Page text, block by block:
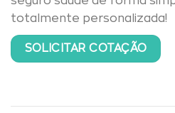
totalmente personalizada!
SOLICITAR COTAÇÃO